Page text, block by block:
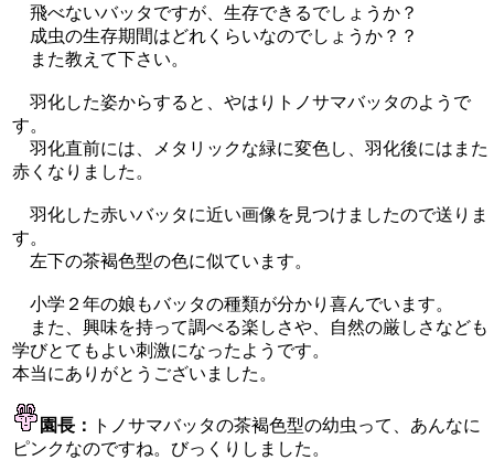
飛べないバッタですが、生存できるでしょうか？
成虫の生存期間はどれくらいなのでしょうか？？
また教えて下さい。
羽化した姿からすると、やはりトノサマバッタのようで
す。
羽化直前には、メタリックな緑に変色し、羽化後にはまた
赤くなりました。
羽化した赤いバッタに近い画像を見つけましたので送りま
す。
左下の茶褐色型の色に似ています。
小学２年の娘もバッタの種類が分かり喜んでいます。
また、興味を持って調べる楽しさや、自然の厳しさなども
学びとてもよい刺激になったようです。
本当にありがとうございました。
園長：
トノサマバッタの茶褐色型の幼虫って、あんなに
ピンクなのですね。びっくりしました。